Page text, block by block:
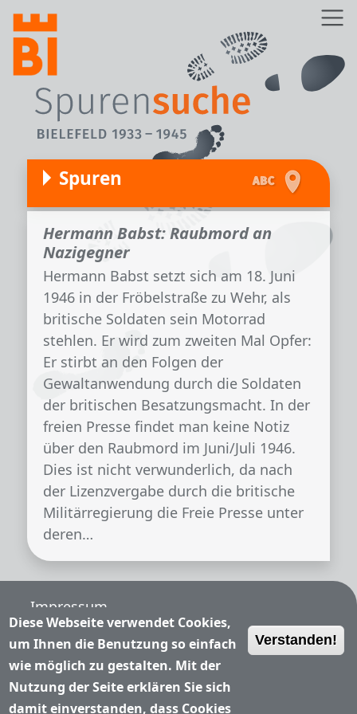
Direkt zum Inhalt
Spuren
Hermann Babst: Raubmord an
Nazigegner
Hermann Babst setzt sich am 18. Juni
1946 in der Fröbelstraße zu Wehr, als
britische Soldaten sein Motorrad
stehlen. Er wird zum zweiten Mal Opfer:
Er stirbt an den Folgen der
Gewaltanwendung durch die Soldaten
der britischen Besatzungsmacht. In der
freien Presse findet man keine Notiz
über den Raubmord im Juni/Juli 1946.
Dies ist nicht verwunderlich, da nach
der Lizenzvergabe durch die britische
Militärregierung die Freie Presse unter
deren…
Fußzeile
Impressum
Nutzungsbedingungen
Datenschutzerklärung
Diese Webseite verwendet Cookies,
um Ihnen die Benutzung so einfach
wie möglich zu gestalten. Mit der
Nutzung der Seite erklären Sie sich
damit einverstanden, dass Cookies
Verstanden!